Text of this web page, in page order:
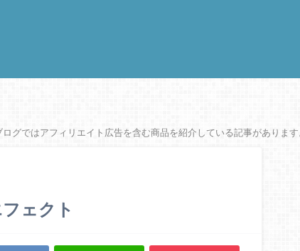
ログではアフィリエイト広告を含む商品を紹介している記事があります
ェクト